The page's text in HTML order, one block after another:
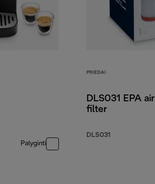
Palyginti
PRIEDAI
DLS031 EPA air
filter
DLS031